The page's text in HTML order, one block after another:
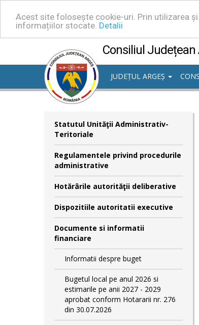
Acest site folosește cookie-uri. Prin utilizarea
informațiilor stocate. Detalii
Consiliul Județean
JUDEȚUL ARGEȘ
Statutul Unităţii Administrativ-
Teritoriale
Regulamentele privind procedurile
administrative
Hotărârile autorităţii deliberative
Dispozitiile autoritatii executive
Documente si informatii
financiare
Informatii despre buget
Bugetul local pe anul 2026 si
estimarile pe anii 2027 - 2029
aprobat conform Hotararii nr. 276
din 30.07.2026